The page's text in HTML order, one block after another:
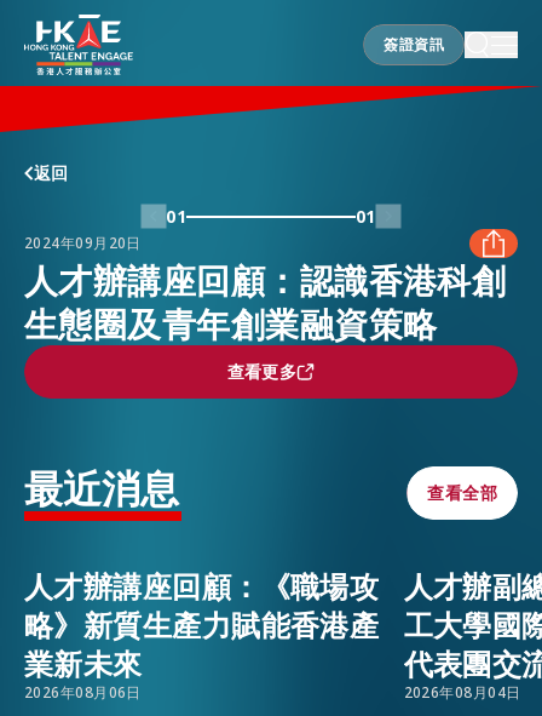
簽證資訊
簽證資訊
香港優勢
居港須知
人才支援
在港營商
活動情報
最新消息
返回
01
01
2024年09月20日
FACEBOOK
LINKEDIN
WHATSAPP
EMAIL
人才辦講座回顧：認識香港科創
生態圈及青年創業融資策略
查看更多
查看更多
最近消息 查看全部
查看全部
人才辦講座回顧：《職場攻
略》新質生產力賦能香港產
業新未來
2026年08月06日
人才辦副
工大學國
代表團交
2026年08月04日